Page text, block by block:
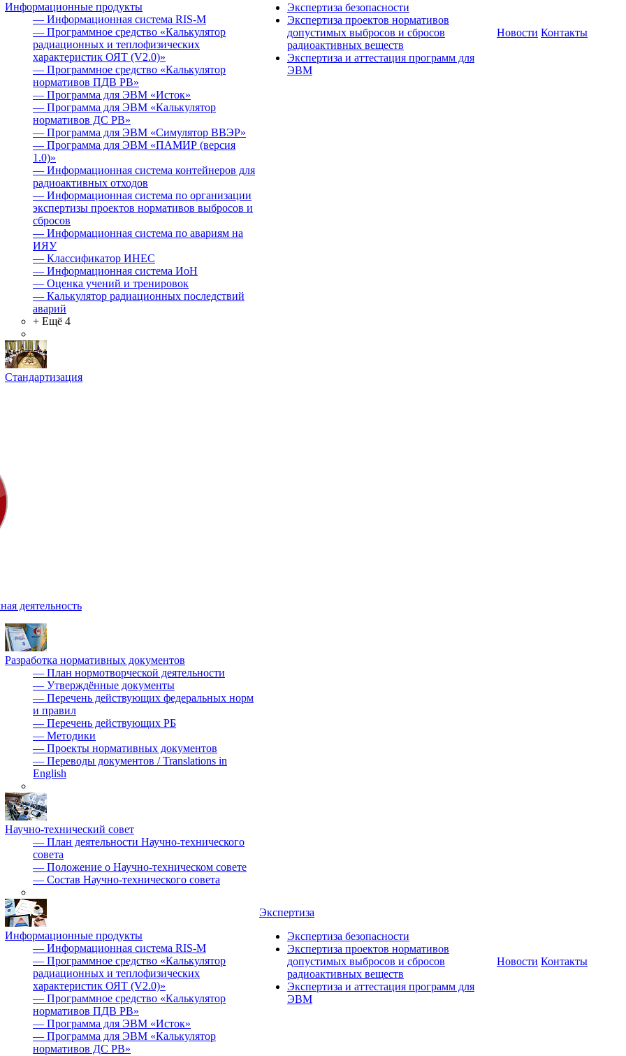
Информационные продукты
— Информационная система RIS-M
— Программное средство «Калькулятор
радиационных и теплофизических
характеристик ОЯТ (V2.0)»
— Программное средство «Калькулятор
нормативов ПДВ РВ»
— Программа для ЭВМ «Исток»
— Программа для ЭВМ «Калькулятор
нормативов ДС РВ»
— Программа для ЭВМ «Симулятор ВВЭР»
— Программа для ЭВМ «ПАМИР (версия
1.0)»
— Информационная система контейнеров для
радиоактивных отходов
— Информационная система по организации
экспертизы проектов нормативов выбросов и
сбросов
— Информационная система по авариям на
ИЯУ
— Классификатор ИНЕС
— Информационная система ИоН
— Оценка учений и тренировок
— Калькулятор радиационных последствий
аварий
+ Ещё 4
Стандартизация
Экспертиза безопасности
Экспертиза проектов нормативов
допустимых выбросов и сбросов
радиоактивных веществ
Экспертиза и аттестация программ для
ЭВМ
Новости Контакты
деятельность
Разработка нормативных документов
— План нормотворческой деятельности
— Утверждённые документы
— Перечень действующих федеральных норм
и правил
— Перечень действующих РБ
— Методики
— Проекты нормативных документов
— Переводы документов / Translations in
English
Научно-технический совет
— План деятельности Научно-технического
совета
— Положение о Научно-техническом совете
— Состав Научно-технического совета
Информационные продукты
— Информационная система RIS-M
— Программное средство «Калькулятор
радиационных и теплофизических
характеристик ОЯТ (V2.0)»
— Программное средство «Калькулятор
нормативов ПДВ РВ»
— Программа для ЭВМ «Исток»
— Программа для ЭВМ «Калькулятор
нормативов ДС РВ»
Экспертиза
Экспертиза безопасности
Экспертиза проектов нормативов
допустимых выбросов и сбросов
радиоактивных веществ
Экспертиза и аттестация программ для
ЭВМ
Новости Контакты